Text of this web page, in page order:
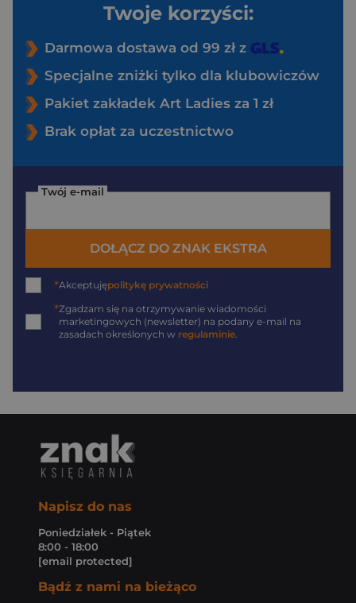
Twoje korzyści:
Darmowa dostawa od 99 zł z
Specjalne zniżki tylko dla klubowiczów
Pakiet zakładek Art Ladies za 1 zł
Brak opłat za uczestnictwo
Twój e-mail
DOŁĄCZ DO ZNAK EKSTRA
*Akceptujępolitykę prywatności
*Zgadzam się na otrzymywanie wiadomości
marketingowych (newsletter) na podany e-mail na
zasadach określonych w regulaminie.
Napisz do nas
Poniedziałek - Piątek
8:00 - 18:00
[email protected]
Bądź z nami na bieżąco